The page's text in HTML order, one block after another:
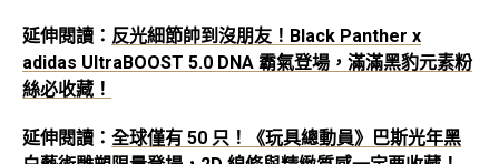
延伸閱讀： 反光細節帥到沒朋友！Black Panther x
adidas UltraBOOST 5.0 DNA 霸氣登場，滿滿黑豹元素粉
絲必收藏！
延伸閱讀： 全球僅有 50 只！《玩具總動員》巴斯光年黑